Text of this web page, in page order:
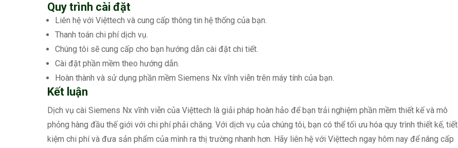
Quy trình cài đặt
Liên hệ với Việttech và cung cấp thông tin hệ thống của bạn.
Thanh toán chi phí dịch vụ.
Chúng tôi sẽ cung cấp cho bạn hướng dẫn cài đặt chi tiết.
Cài đặt phần mềm theo hướng dẫn.
Hoàn thành và sử dụng phần mềm Siemens Nx vĩnh viễn trên máy tính của bạn.
Kết luận
Dịch vụ cài Siemens Nx vĩnh viễn của Việttech là giải pháp hoàn hảo để bạn trải nghiệm phần mềm thiết kế và mô
phỏng hàng đầu thế giới với chi phí phải chăng. Với dịch vụ của chúng tôi, bạn có thể tối ưu hóa quy trình thiết kế, tiết
kiệm chi phí và đưa sản phẩm của mình ra thị trường nhanh hơn. Hãy liên hệ với Việttech ngay hôm nay để nâng cấp